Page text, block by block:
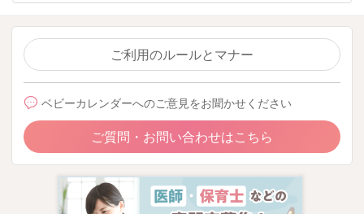
ご利用のルールとマナー
ベビーカレンダーへのご意見をお聞かせください
ご質問・お問い合わせはこちら